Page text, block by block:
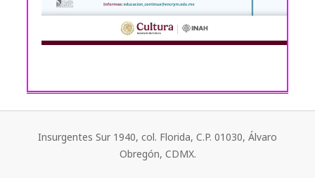
Insurgentes Sur 1940, col. Florida, C.P. 01030, Álvaro
Obregón, CDMX.